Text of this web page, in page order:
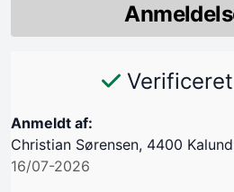
Anmeldt af:
Christian Sørensen, 4400
16/07-2026